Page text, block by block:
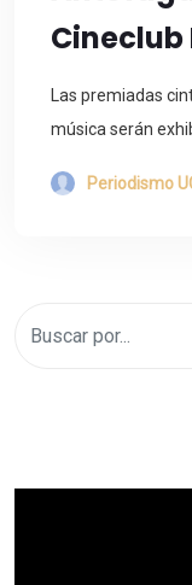
Las premiadas
música serán
Periodismo